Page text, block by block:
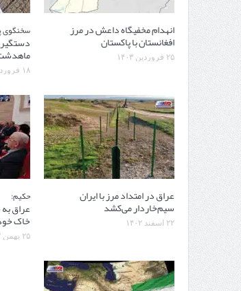
انهدام مخفیگاه داعش در مرز
افغانستان با پاکستان
۲۵ فروردین ۱۴۰۳
سخنگوی
۱۸ فروردین ۱۴۰۳
عراق در امتداد مرز با ایران
سیم‌خاردار می‌کشد
۲۲ اسفند ۱۴۰۲
حکیم:
عراق
خاک
۲۵ بهمن ۱۴۰۲